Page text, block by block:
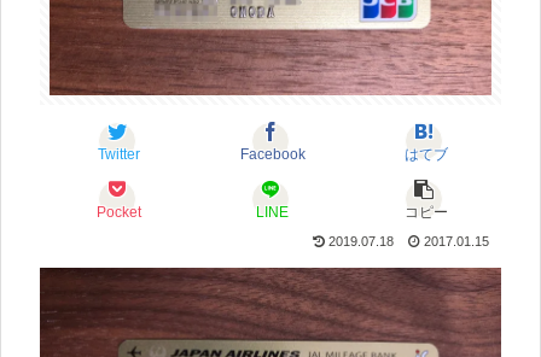
Twitter Facebook はてブ
Pocket LINE コピー
2019.07.18 2017.01.15